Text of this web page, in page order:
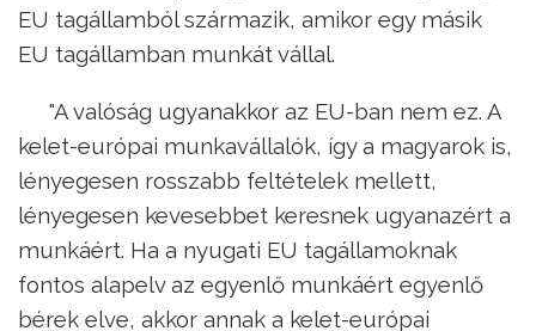
EU tagállamból származik, amikor egy másik
EU tagállamban munkát vállal.
"A valóság ugyanakkor az EU-ban nem ez. A
kelet-európai munkavállalók, így a magyarok is,
lényegesen rosszabb feltételek mellett,
lényegesen kevesebbet keresnek ugyanazért a
munkáért. Ha a nyugati EU tagállamoknak
fontos alapelv az egyenlő munkáért egyenlő
bérek elve, akkor annak a kelet-európai